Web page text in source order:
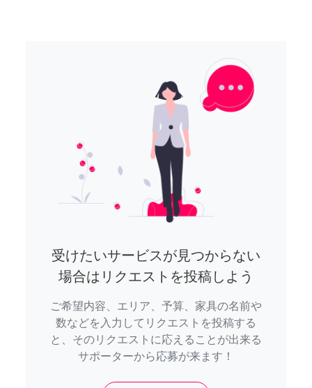
受けたいサービスが見つからない
場合はリクエストを投稿しよう
ご希望内容、エリア、予算、家具の名前や
数などを入力してリクエストを投稿する
と、そのリクエストに応えることが出来る
サポーターから応募が来ます！